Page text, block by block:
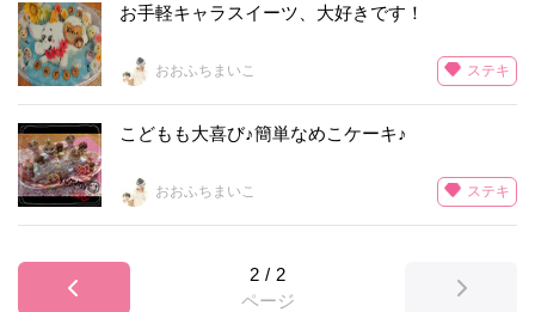
お手軽キャラスイーツ、大好きです！
おおふちまいこ ステキ
こどもも大喜び♪簡単なめこケーキ♪
おおふちまいこ ステキ
2 / 2
ページ